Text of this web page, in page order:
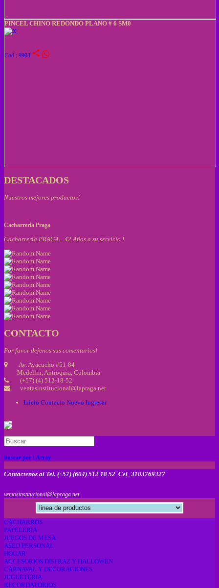
PINCEL CHINO REDONDO PLANO # 6 SM0
Cod : 9903 share
DESTACADOS
Nuestros mejores productos!
Cacharreria Praga
Cacharrería PRAGA .. 42 Años a su servicio !
CONTACTO
Por favor dejenos sus comentarios!
Av. Ayacucho #51-84
Medellin, Antioquia, Colombia
(+57) (4) 512-18-52
ventasinstitucional@lapraga.net
Inicio Contacto Nuevo Ingresar
buscar por : Array
Contactenos al Tel. (+57) (604) 512 18 52 Cel_3103769327
ventasinstitucional@lapraga.net
CACHARROS
PAPELERIA
JUEGOS DE MESA
ASEO PERSONAL
HOGAR
ACCESORIOS DISFRAZ Y HALLOWEN
CARNAVAL Y DECORACIONES
JUGUETERIA
RECORDATORIOS